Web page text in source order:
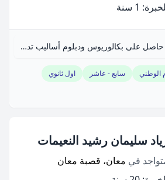
1 سنة
معلم رياضيات توجيهي، حاصل على بكالوريوس ودبلوم أساليب تدريس.
الوطني سابع - عاشر
اول ثانوي
سليمان رشيد النعيمات
في معان، قصبة معان